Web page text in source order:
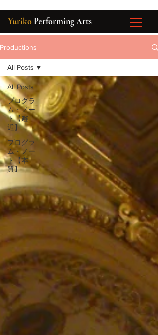
Yuriko Performing Arts
Productions
All Posts
プログラ
ム・ノー
ト【邂
逅】
プログラ
ム・ノー
ト【本
質】
All Posts